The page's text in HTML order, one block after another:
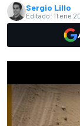
Sergio Lillo
Editado: 11 ene